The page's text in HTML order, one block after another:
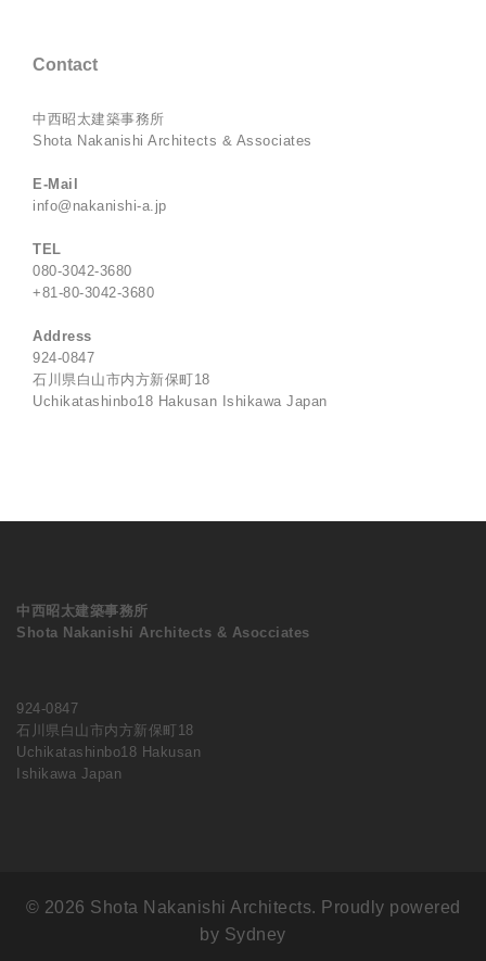
Contact
中西昭太建築事務所
Shota Nakanishi Architects & Associates
E-Mail
info@nakanishi-a.jp
TEL
080-3042-3680
+81-80-3042-3680
Address
924-0847
石川県白山市内方新保町18
Uchikatashinbo18 Hakusan Ishikawa Japan
中西昭太建築事務所
Shota Nakanishi Architects & Asocciates
924-0847
石川県白山市内方新保町18
Uchikatashinbo18 Hakusan
Ishikawa Japan
© 2026 Shota Nakanishi Architects. Proudly powered
by Sydney